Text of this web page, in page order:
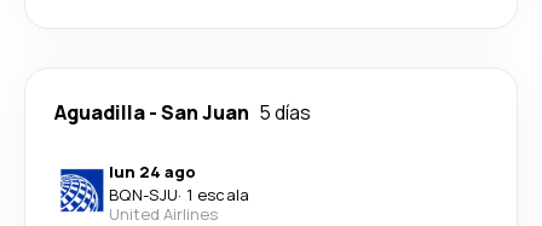
Aguadilla-San Juan 5 días
lun 24 ago
BQN-SJU· 1 escala
United Airlines